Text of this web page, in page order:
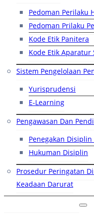
Pedoman Perilaku
Pedoman Prilaku
Kode Etik Panitera
Kode Etik Aparatur
Sistem Pengelolaan
Yurisprudensi
E-Learning
Pengawasan Dan
Penegakan
Hukuman Disiplin
Prosedur Peringatan
Keadaan Darurat